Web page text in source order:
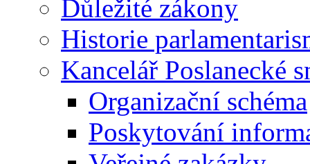
Důležité zákony
Historie
Kancelář Poslanecké
Organizační schéma
Poskytování